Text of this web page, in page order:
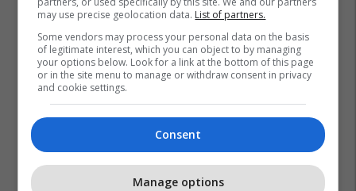
may use precise geolocation data. List of partners.
Some vendors may process your personal data on the basis
of legitimate interest, which you can object to by managing
your options below. Look for a link at the bottom of this page
or in the site menu to manage or withdraw consent in privacy
and cookie settings.
Consent
Manage options